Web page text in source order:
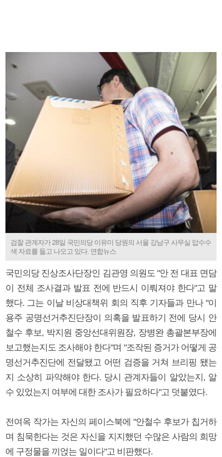
검찰 관계자가 28일 국민의당 이유미 당원의 서울 강남구 사무실 압수수
색 자료를 들고 나오고 있다. 연합뉴스
국민의당 진상조사단장인 김관영 의원도 "안 전 대표 면담
이 전체 조사결과 발표 전에 반드시 이뤄져야 한다"고 말
했다. 그는 이날 비상대책위 회의 직후 기자들과 만나 "이
용주 공명선거추진단장이 의혹을 발표하기 전에 당시 안
철수 후보, 박지원 중앙선대위원장, 장병완 총괄본부장에
보고했는지도 조사해야 한다"며 "조작된 증거가 어떻게 공
명선거추진단에 전달됐고 어떤 검증을 거쳐 브리핑 됐는
지 소상히 파악해야 한다. 당시 관계자들이 알았는지, 알
수 있었는지 여부에 대한 조사가 필요하다"고 덧붙였다.
전여옥 작가는 자신의 페이스북에 "안철수 후보가 칩거하
며 침묵한다는 것은 자신을 지지했던 수많은 사람의 희망
에 구정물을 끼얹는 일이다"고 비판했다.